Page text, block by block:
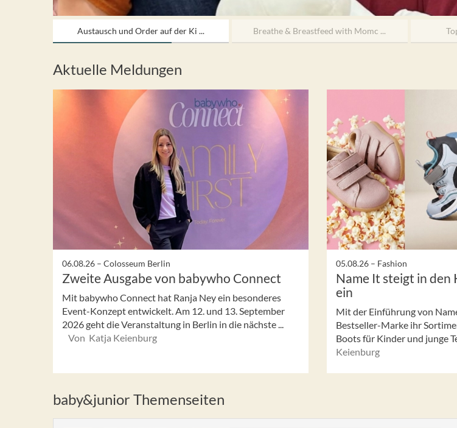
Austausch und Order auf der Ki ... Breathe & Breastfeed with Momc ...
Aktuelle Meldungen
06.08.26 – Colosseum Berlin
Zweite Ausgabe von babywho Connect
Mit babywho Connect hat Ranja Ney ein besonderes
Event-Konzept entwickelt. Am 12. und 13. September
2026 geht die Veranstaltung in Berlin in die nächste ...
Von Katja Keienburg
05.08.26 – Fashion
Name It steigt in
ein
Mit der Einführung von
Bestseller-Marke ihr
Boots für Kinder und junge
Keienburg
baby&junior Themenseiten